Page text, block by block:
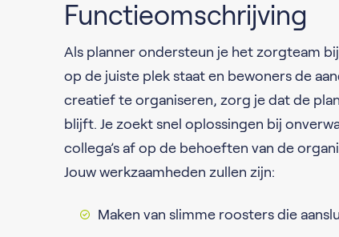
Functieomschrijving
Als planner ondersteun je het zorgteam
op de juiste plek staat en bewoners de
creatief te organiseren, zorg je dat de
blijft. Je zoekt snel oplossingen bij
collega’s af op de behoeften van de
Jouw werkzaamheden zullen zijn:
Maken van slimme roosters die